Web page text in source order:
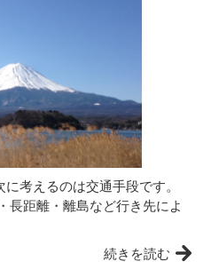
考えるのは交通手段です。
長距離・離島など行き先によ
続きを読む